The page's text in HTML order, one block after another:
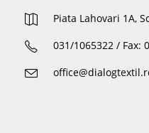
Piata Lahovari 1A,
031/1065322 / Fax: